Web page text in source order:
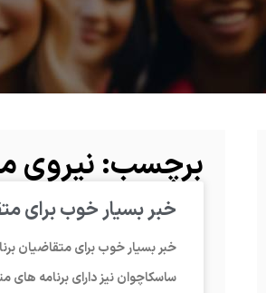
برچسب:
خبر بسیار خوب برای
خبر بسیار خوب برای متقاضیان
ساسکاچوان نیز دارای برنامه های